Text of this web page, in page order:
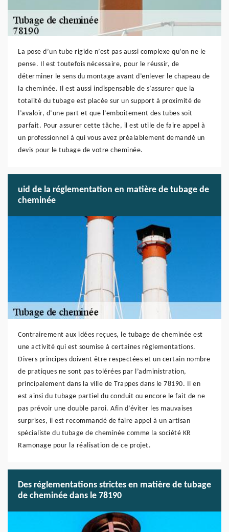
La pose d’un tube rigide n’est pas aussi complexe qu’on ne le
pense. Il est toutefois nécessaire, pour le réussir, de
déterminer le sens du montage avant d’enlever le chapeau de
la cheminée. Il est aussi indispensable de s’assurer que la
totalité du tubage est placée sur un support à proximité de
l’avaloir, d’une part et que l’emboitement des tubes soit
parfait. Pour assurer cette tâche, il est utile de faire appel à
un professionnel à qui vous avez préalablement demandé un
devis pour le tubage de votre cheminée.
uid de la réglementation en matière de tubage de
cheminée
Contrairement aux idées reçues, le tubage de cheminée est
une activité qui est soumise à certaines réglementations.
Divers principes doivent être respectées et un certain nombre
de pratiques ne sont pas tolérées par l’administration,
principalement dans la ville de Trappes dans le 78190. Il en
est ainsi du tubage partiel du conduit ou encore le fait de ne
pas prévoir une double paroi. Afin d’éviter les mauvaises
surprises, il est recommandé de faire appel à un artisan
spécialiste du tubage de cheminée comme la société KR
Ramonage pour la réalisation de ce projet.
Des réglementations strictes en matière de tubage
de cheminée dans le 78190